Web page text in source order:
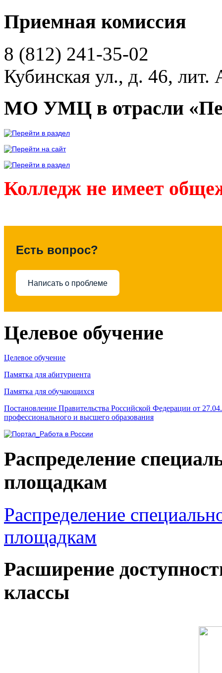
Приемная комиссия
8 (812) 241-35-02
Кубинская ул., д. 46, лит.
МО УМЦ в отрасли
Колледж не имеет
Есть вопрос?
Написать о проблеме
Целевое обучение
Целевое обучение
Памятка для абитуриента
Памятка для обучающихся
Постановление Правительства Российской Федерации от
профессионального и высшего образования
Распределение
площадкам
Распределение
площадкам
Расширение
классы